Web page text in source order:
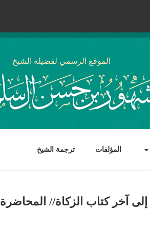
الموقع الرسمي لفضيلة الشيخ
المؤلفات ترجمة الشيخ
آخر كتاب الزكاة// المحاضرة